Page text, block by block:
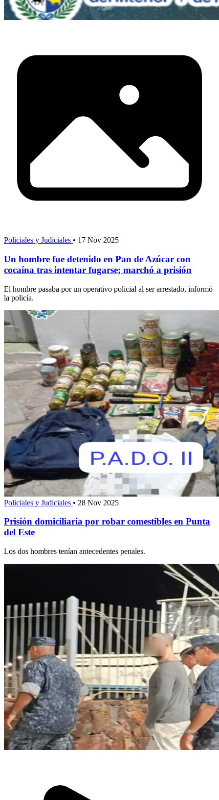
Policiales y Judiciales • 17 Nov 2025
Un hombre fue detenido en Pan de Azúcar con
cocaína tras intentar fugarse; marchó a prisión
El hombre pasaba por un operativo policial al ser arrestado, informó
la policía.
Policiales y Judiciales • 28 Nov 2025
Prisión domiciliaria por robar comestibles en Punta
del Este
Los dos hombres tenían antecedentes penales.